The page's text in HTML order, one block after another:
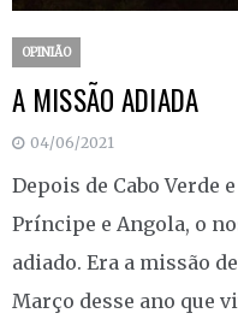
OPINIÃO
A MISSÃO ADIADA
04/06/2021
Depois de Cabo Verde
Príncipe e Angola, o
adiado. Era a missão
Março desse ano que